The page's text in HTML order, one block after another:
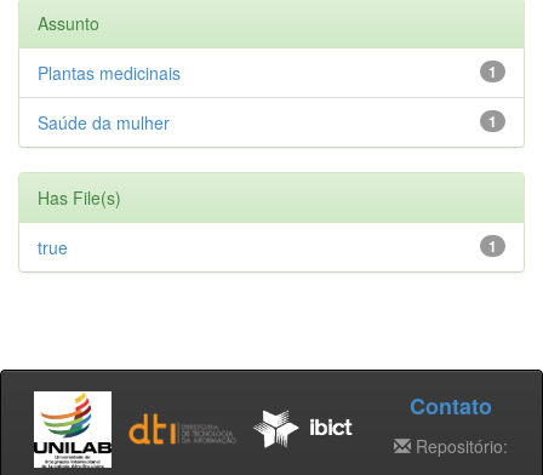
Assunto
1
Plantas medicinais
1
Saúde da mulher
Has File(s)
1
true
Contato
Repositório: